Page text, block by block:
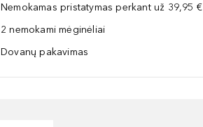
Nemokamas pristatymas perkant už 39,95 €
2 nemokami mėginėliai
Dovanų pakavimas